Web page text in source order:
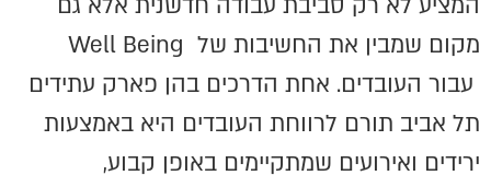
מקום שמבין את החשיבות של Well Being
עבור העובדים. אחת הדרכים בהן פארק עתידים
תל אביב תורם לרווחת העובדים היא באמצעות
ירידים ואירועים שמתקיימים באופן קבוע,